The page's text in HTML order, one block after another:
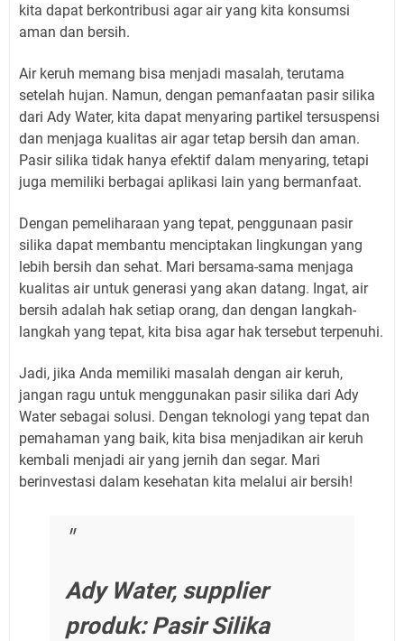
kita dapat berkontribusi agar air yang kita konsumsi
aman dan bersih.
Air keruh memang bisa menjadi masalah, terutama
setelah hujan. Namun, dengan pemanfaatan pasir silika
dari Ady Water, kita dapat menyaring partikel tersuspensi
dan menjaga kualitas air agar tetap bersih dan aman.
Pasir silika tidak hanya efektif dalam menyaring, tetapi
juga memiliki berbagai aplikasi lain yang bermanfaat.
Dengan pemeliharaan yang tepat, penggunaan pasir
silika dapat membantu menciptakan lingkungan yang
lebih bersih dan sehat. Mari bersama-sama menjaga
kualitas air untuk generasi yang akan datang. Ingat, air
bersih adalah hak setiap orang, dan dengan langkah-
langkah yang tepat, kita bisa agar hak tersebut terpenuhi.
Jadi, jika Anda memiliki masalah dengan air keruh,
jangan ragu untuk menggunakan pasir silika dari Ady
Water sebagai solusi. Dengan teknologi yang tepat dan
pemahaman yang baik, kita bisa menjadikan air keruh
kembali menjadi air yang jernih dan segar. Mari
berinvestasi dalam kesehatan kita melalui air bersih!
Ady Water, supplier
produk: Pasir Silika